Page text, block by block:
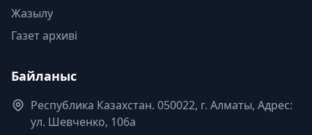
Жазылу
Газет архиві
Байланыс
Республика Казахстан. 050022, г. Алматы, Адрес:
ул. Шевченко, 106а